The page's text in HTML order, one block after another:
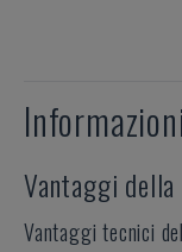
Vantaggi della
Vantaggi tecnici